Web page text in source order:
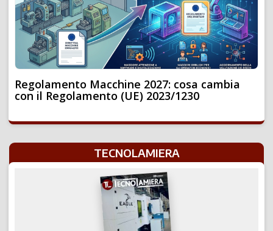
Regolamento Macchine 2027: cosa cambia
con il Regolamento (UE) 2023/1230
TECNOLAMIERA